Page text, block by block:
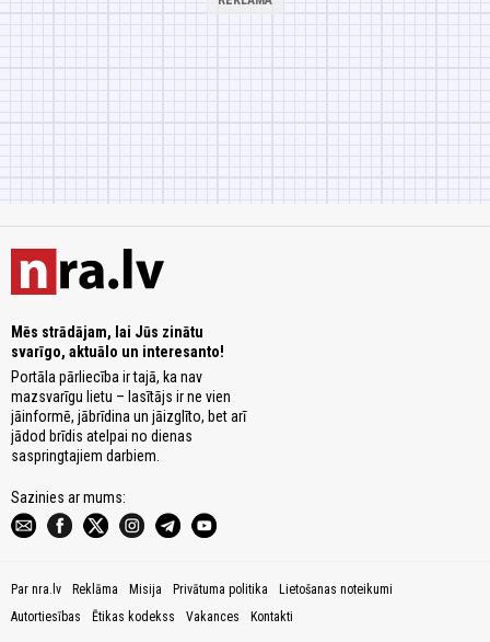
Mēs strādājam, lai Jūs zinātu
svarīgo, aktuālo un interesanto!
Portāla pārliecība ir tajā, ka nav
mazsvarīgu lietu – lasītājs ir ne vien
jāinformē, jābrīdina un jāizglīto, bet arī
jādod brīdis atelpai no dienas
saspringtajiem darbiem.
Sazinies ar mums:
Par nra.lv Reklāma Misija Privātuma politika
Lietošanas noteikumi
Autortiesības
Ētikas kodekss Vakances Kontakti